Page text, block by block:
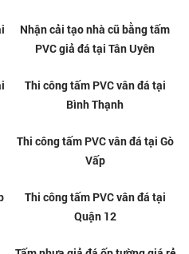
Thiêu